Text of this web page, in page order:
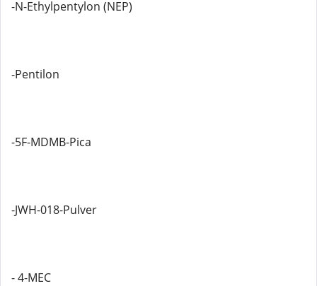
-N-Ethylpentylon (NEP)
-Pentilon
-5F-MDMB-Pica
-JWH-018-Pulver
- 4-MEC